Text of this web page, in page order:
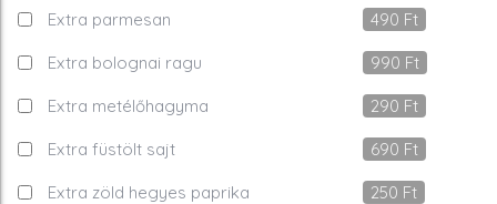
Extra parmesan 490 Ft
Extra bolognai ragu 990 Ft
Extra metélőhagyma 290 Ft
Extra füstölt sajt 690 Ft
Extra zöld hegyes paprika 250 Ft